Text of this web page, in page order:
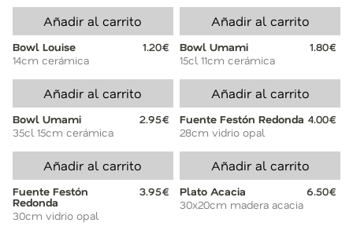
Añadir al carrito
Bowl Louise
1.20€
14cm cerámica
Añadir al carrito
Bowl Umami
1.80€
15cl 11cm cerámica
Añadir al carrito
Bowl Umami
2.95€
35cl 15cm cerámica
Añadir al carrito
Fuente Festón Redonda 4.00€
28cm vidrio opal
Añadir al carrito
Fuente Festón
Redonda
3.95€
30cm vidrio opal
Añadir al carrito
Plato Acacia
6.50€
30x20cm madera acacia